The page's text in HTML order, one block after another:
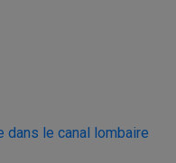
dans le canal lombaire